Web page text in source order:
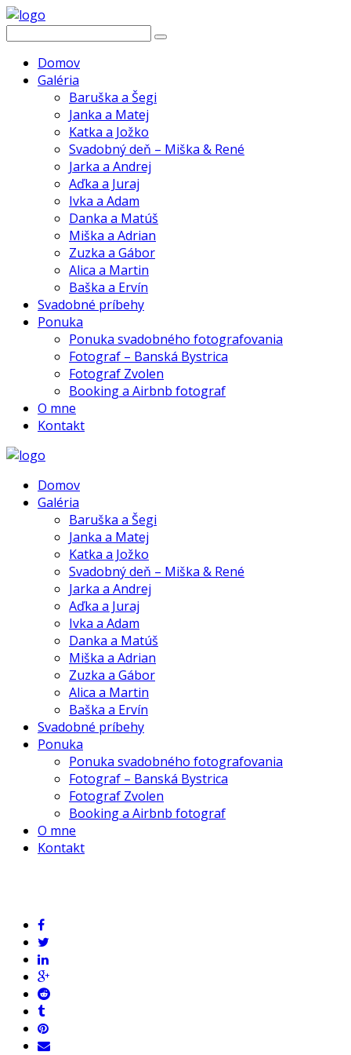
Domov
Galéria
Baruška a Šegi
Janka a Matej
Katka a Jožko
Svadobný deň – Miška & René
Jarka a Andrej
Aďka a Juraj
Ivka a Adam
Danka a Matúš
Miška a Adrian
Zuzka a Gábor
Alica a Martin
Baška a Ervín
Svadobné príbehy
Ponuka
Ponuka svadobného fotografovania
Fotograf – Banská Bystrica
Fotograf Zvolen
Booking a Airbnb fotograf
O mne
Kontakt
Domov
Galéria
Baruška a Šegi
Janka a Matej
Katka a Jožko
Svadobný deň – Miška & René
Jarka a Andrej
Aďka a Juraj
Ivka a Adam
Danka a Matúš
Miška a Adrian
Zuzka a Gábor
Alica a Martin
Baška a Ervín
Svadobné príbehy
Ponuka
Ponuka svadobného fotografovania
Fotograf – Banská Bystrica
Fotograf Zvolen
Booking a Airbnb fotograf
O mne
Kontakt